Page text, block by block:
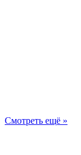
Смотреть ещё »